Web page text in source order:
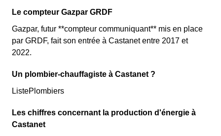
Le compteur Gazpar GRDF
Gazpar, futur **compteur communiquant** mis en place
par GRDF, fait son entrée à Castanet entre 2017 et
2022.
Un plombier-chauffagiste à Castanet ?
ListePlombiers
Les chiffres concernant la production d'énergie à
Castanet